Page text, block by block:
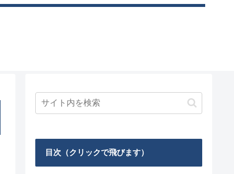
目次（クリックで飛びます）